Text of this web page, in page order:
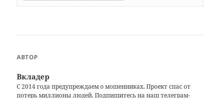
АВТОР
Вкладер
С 2014 года предупреждаем о мошенниках. Проект спас от
потерь миллионы людей. Подпишитесь на наштелеграм-